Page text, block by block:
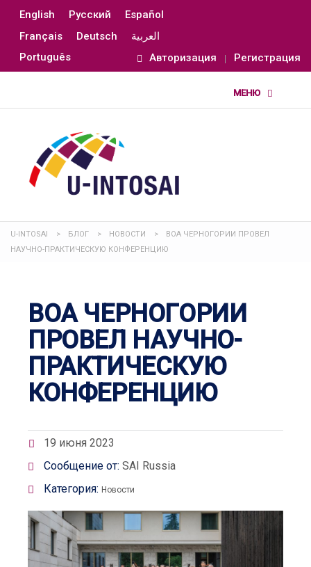
English Русский
Español
Français
Deutsch
العربية
Português
Авторизация Регистрация
U-INTOSAI > БЛОГ > НОВОСТИ >
ВОА ЧЕРНОГОРИИ ПРОВЕЛ
НАУЧНО-ПРАКТИЧЕСКУЮ КОНФЕРЕНЦИЮ
ВОА ЧЕРНОГОРИИ
ПРОВЕЛ НАУЧНО-
ПРАКТИЧЕСКУЮ
КОНФЕРЕНЦИЮ
19 июня 2023
Сообщение от: SAI Russia
Категория: Новости